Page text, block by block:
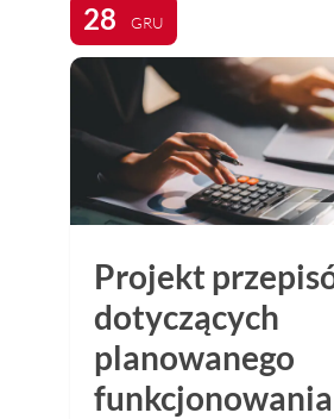
28 GRU
Projekt
dotyczących
planowanego
funkcjonowania